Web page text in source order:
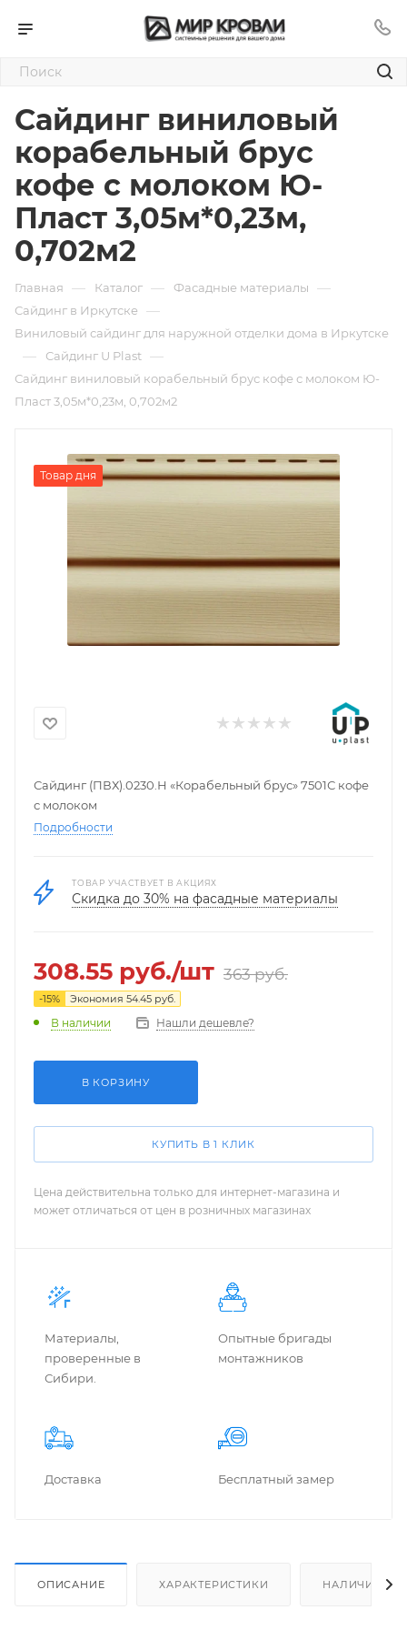
Сайдинг виниловый
корабельный брус
кофе с молоком Ю-
Пласт 3,05м*0,23м,
0,702м2
Главная — Каталог — Фасадные материалы —
Сайдинг в Иркутске —
Виниловый сайдинг для наружной отделки дома в Иркутске
— Сайдинг U Plast —
Сайдинг виниловый корабельный брус кофе с молоком Ю-
Пласт 3,05м*0,23м, 0,702м2
Товар дня
Сайдинг (ПВХ).0230.Н «Корабельный брус» 7501С кофе
с молоком
Подробности
ТОВАР УЧАСТВУЕТ В АКЦИЯХ
Скидка до 30% на фасадные материалы
308.55 руб./шт 363руб.
-15% Экономия 54.45 руб.
В наличии Нашли дешевле?
В КОРЗИНУ
КУПИТЬ В 1 КЛИК
Цена действительна только для интернет-магазина и
может отличаться от цен в розничных магазинах
Материалы,
проверенные в
Сибири.
Опытные бригады
монтажников
Доставка Бес­плат­ный замер
ОПИСАНИЕ ХАРАКТЕРИСТИКИ НАЛИЧИЕ